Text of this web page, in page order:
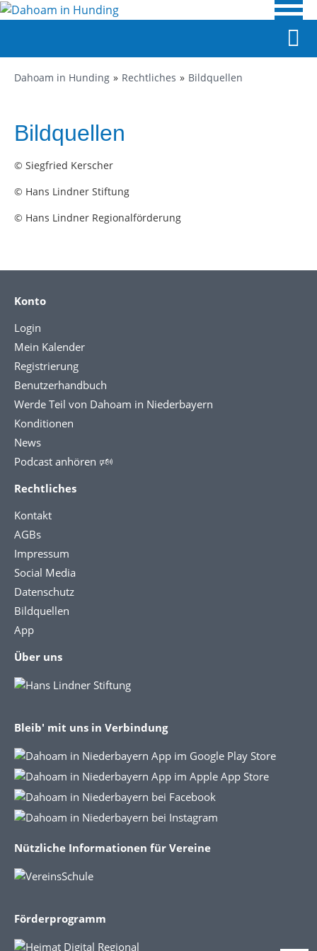
Dahoam in Hunding Rechtliches Bildquellen
Bildquellen
© Siegfried Kerscher
© Hans Lindner Stiftung
© Hans Lindner Regionalförderung
Konto
Login
Mein Kalender
Registrierung
Benutzerhandbuch
Werde Teil von Dahoam in Niederbayern
Konditionen
News
Podcast anhören 🕬
Rechtliches
Kontakt
AGBs
Impressum
Social Media
Datenschutz
Bildquellen
App
Über uns
Bleib' mit uns in Verbindung
Nützliche Informationen für Vereine
Förderprogramm